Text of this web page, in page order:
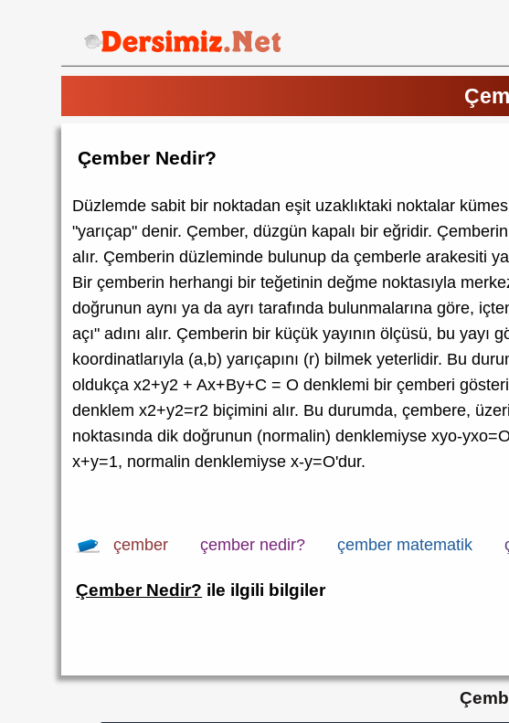
Çember Nedir?
Düzlemde sabit bir noktadan eşit uzaklıktaki noktalar
"yarıçap" denir. Çember, düzgün kapalı bir eğridir.
alır. Çemberin düzleminde bulunup da çemberle arakesiti
Bir çemberin herhangi bir teğetinin değme noktasıyla
doğrunun aynı ya da ayrı tarafında bulunmalarına göre,
açı" adını alır. Çemberin bir küçük yayının ölçüsü, bu
koordinatlarıyla (a,b) yarıçapını (r) bilmek yeterlidir. Bu
oldukça x2+y2 + Ax+By+C = O denklemi bir çemberi
denklem x2+y2=r2 biçimini alır. Bu durumda, çembere,
noktasında dik doğrunun (normalin) denklemiyse xyo-
x+y=1, normalin denklemiyse x-y=O'dur.
çember çember nedir? çember matematik
Çember Nedir? ile ilgili bilgiler